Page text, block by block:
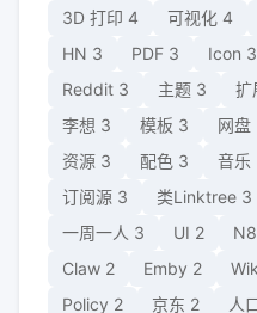
3D 打印 4 可视化 4
HN 3 PDF 3 Icon 3
Reddit 3 主题 3 扩
李想 3 模板 3 网盘
资源 3 配色 3 音乐
订阅源 3 类Linktree 3
一周一人 3 UI 2
Claw 2 Emby 2
Policy 2 京东 2 人